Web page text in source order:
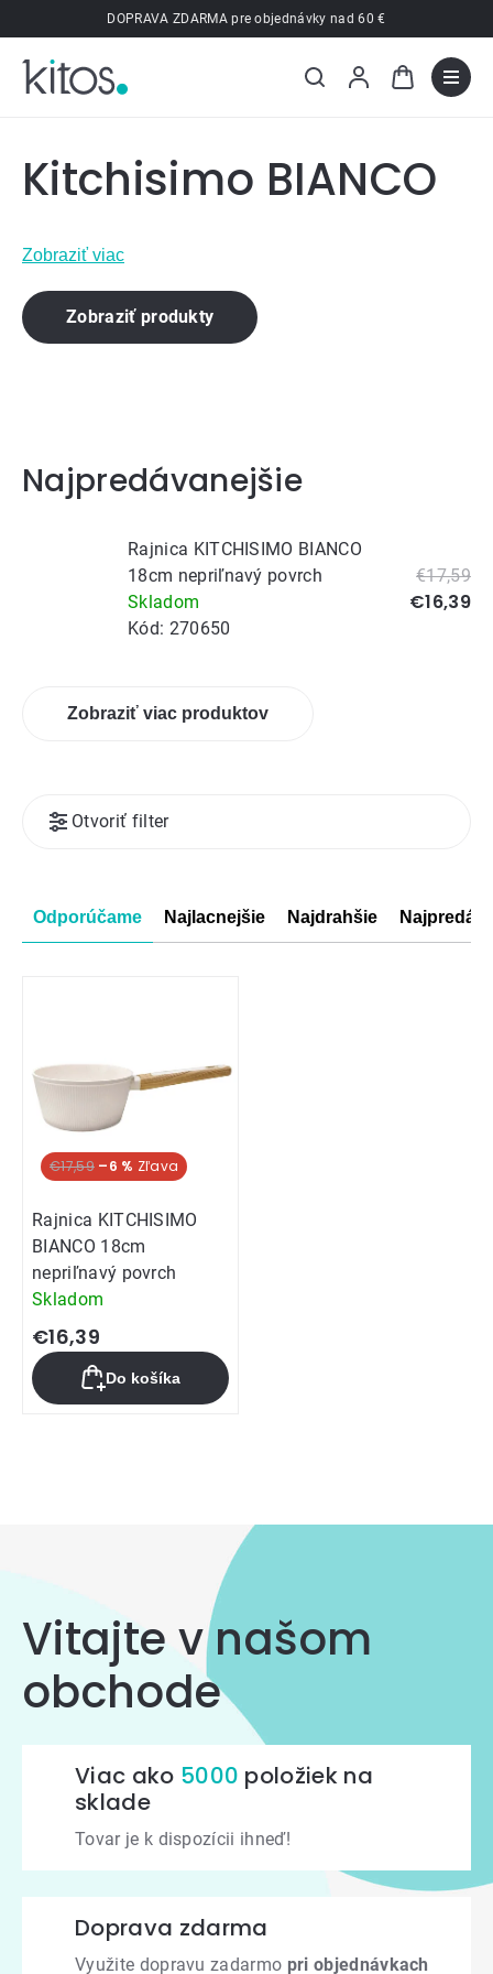
na
obsah
DOPRAVA ZDARMA pre objednávky nad 60 €
Kitchisimo BIANCO
Zobraziť viac
Zobraziť produkty
Najpredávanejšie
Rajnica KITCHISIMO BIANCO
18cm nepriľnavý povrch
Skladom
Kód: 270650
€17,59
€16,39
Zobraziť viac produktov
Radenie
produktov
Odporúčame Najlacnejšie Najdrahšie
Otvoriť filter
Výpis
€17,59 –6 %
Rajnica KITCHISIMO
BIANCO 18cm
nepriľnavý povrch
Skladom
€16,39
Do košíka
prvky
výpisu
Vitajte v našom
obchode
Viac ako 5000 položiek na
sklade
Tovar je k dispozícii ihneď!
Doprava zdarma
Využite dopravu zadarmo pri objednávkach